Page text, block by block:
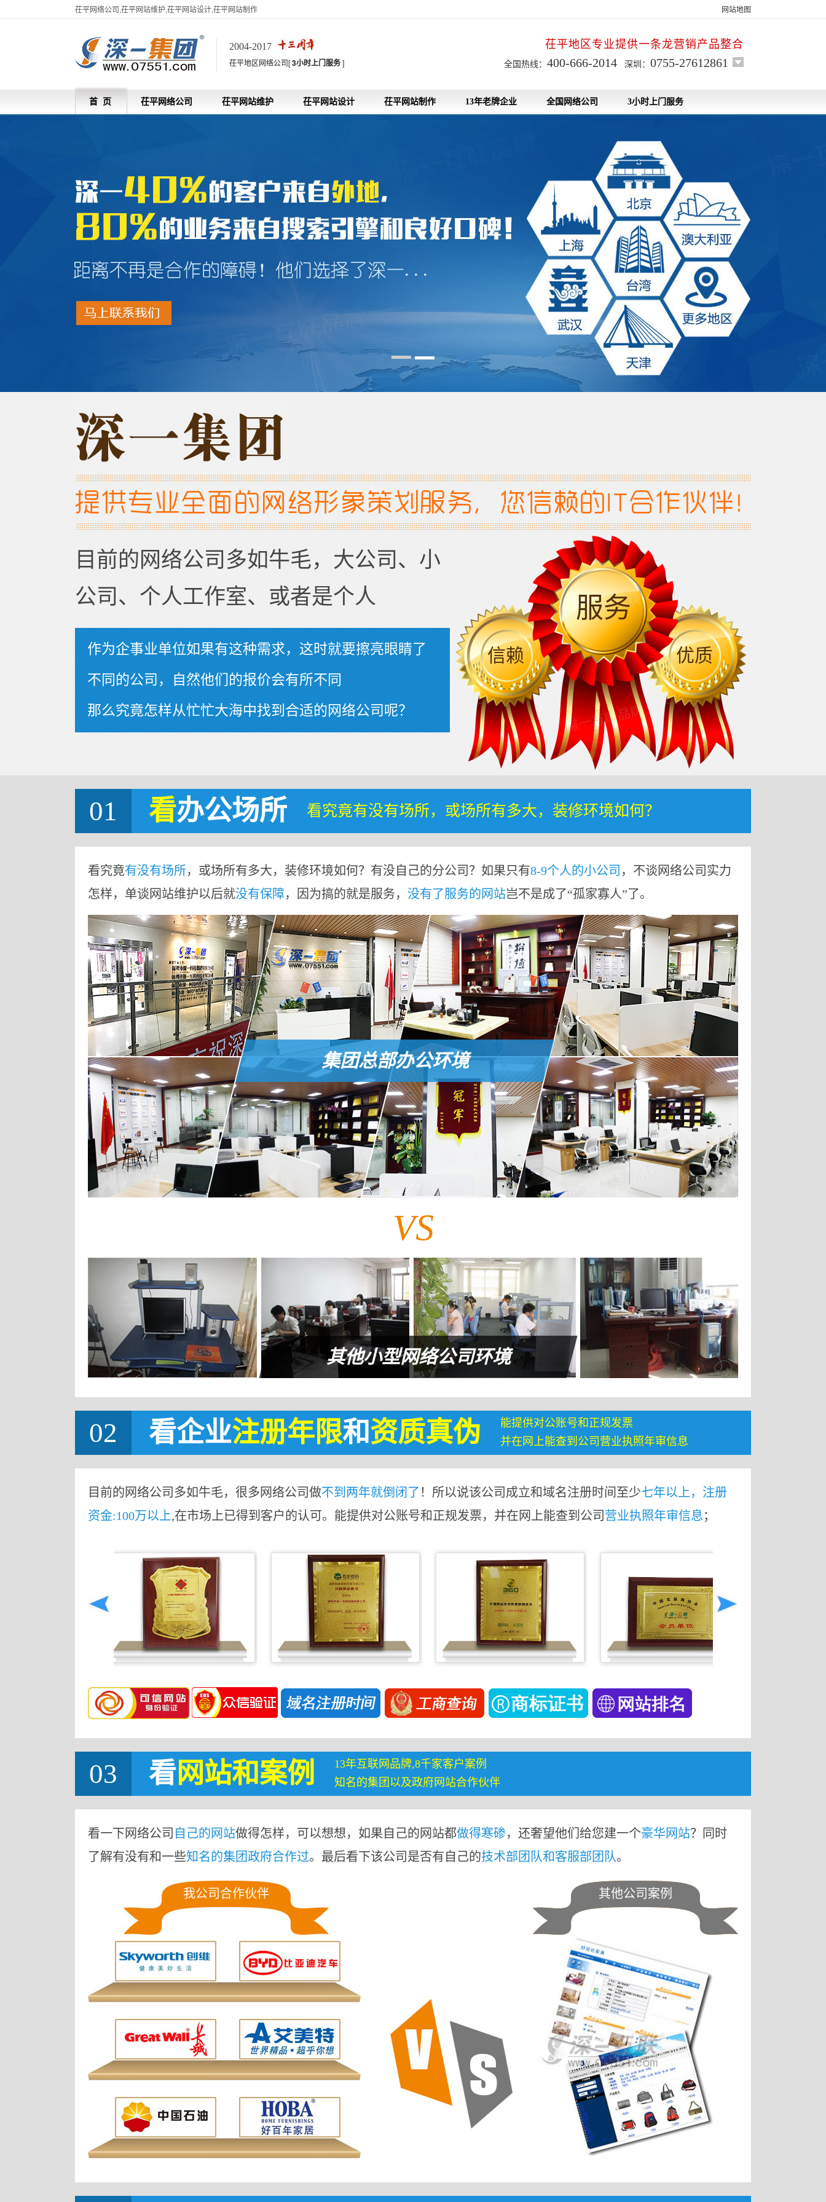
茌平网络公司,茌平网站维护,茌平网站设计,茌平网站制作 网站地图
2004-2017
茌平地区网络公司[3小时上门服务]
茌平地区专业提供一条龙营销产品整合
全国热线： 400-666-2014 深圳： 0755-27612861
首 页 茌平网络公司 茌平网站维护 茌平网站设计 茌平网站制作 13年老牌企业 全国网络公司 3小时上门服务
目前的网络公司多如牛毛，大公司、小
公司、个人工作室、或者是个人
作为企事业单位如果有这种需求，这时就要擦亮眼睛了
不同的公司，自然他们的报价会有所不同
那么究竟怎样从忙忙大海中找到合适的网络公司呢？
信赖
服务
优质
01 看办公场所 看究竟有没有场所，或场所有多大，装修环境如何？
看究竟有没有场所，或场所有多大，装修环境如何？有没自己的分公司？如果只有8-9个人的小公司 ，不谈网络公司实力
怎样，单谈网站维护以后就没有保障，因为搞的就是服务， 没有了服务的网站岂不是成了“孤家寡人”了。
集团总部办公环境
VS
其他小型网络公司环境
02 看企业注册年限和资质真伪
能提供对公账号和正规发票
并在网上能查到公司营业执照年审信息
目前的网络公司多如牛毛，很多网络公司做不到两年就倒闭了 ！所以说该公司成立和域名注册时间至少七年以上，注册
资金:100万以上,在市场上已得到客户的认可。能提供对公账号和正规发票，并在网上能查到公司 营业执照年审信息；
03 看网站和案例
13年互联网品牌,8千家客户案例
知名的集团以及政府网站合作伙伴
看一下网络公司 自己的网站做得怎样，可以想想，如果自己的网站都做得寒碜，还奢望他们给您建一个豪华网站？同时
了解有没有和一些知名的集团政府合作过。最后看下该公司是否有自己的技术部团队和客服部团队。
我公司合作伙伴 其他公司案例